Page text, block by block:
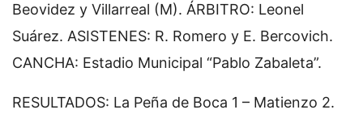
Beovidez y Villarreal (M). ÁRBITRO: Leonel
Suárez. ASISTENES: R. Romero y E. Bercovich.
CANCHA: Estadio Municipal “Pablo Zabaleta”.
RESULTADOS: La Peña de Boca 1 – Matienzo 2.